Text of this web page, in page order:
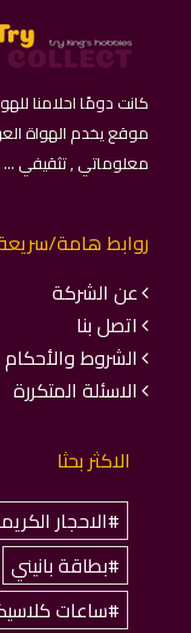
موقع يخدم الهواة
معلوماتي , تثقيفي ...
روابط هامة/
عن الشركة
اتصل بنا
الشروط والأحكام
الاسئلة المتكررة
الاكثر بحثا
#الاحجار
#بطاقة بانيني
#ساعات